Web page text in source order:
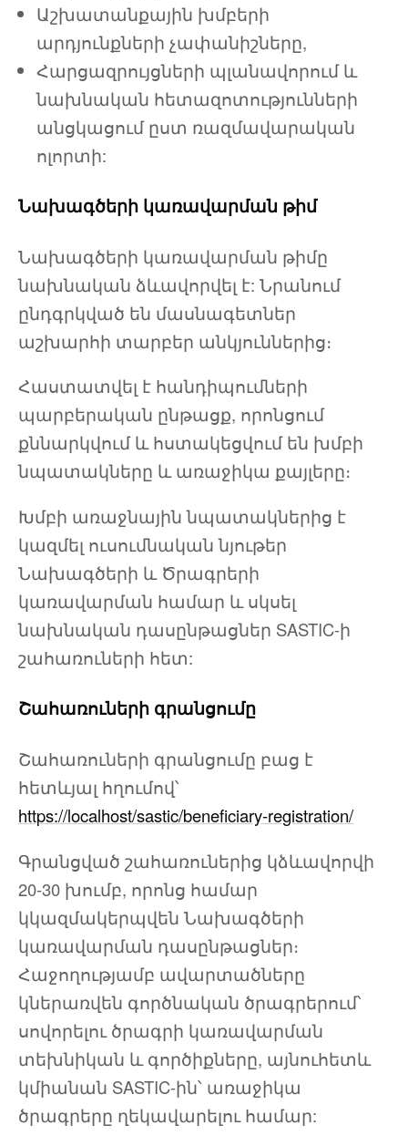
Աշխատանքային խմբերի
արդյունքների չափանիշները,
Հարցազրույցների պլանավորում և
նախնական հետազոտությունների
անցկացում ըստ ռազմավարական
ոլորտի:
Նախագծերի կառավարման թիմ
Նախագծերի կառավարման թիմը
նախնական ձևավորվել է: Նրանում
ընդգրկված են մասնագետներ
աշխարհի տարբեր անկյուններից։
Հաստատվել է հանդիպումների
պարբերական ընթացք, որոնցում
քննարկվում և հստակեցվում են խմբի
նպատակները և առաջիկա քայլերը։
Խմբի առաջնային նպատակներից է
կազմել ուսումնական նյութեր
Նախագծերի և Ծրագրերի
կառավարման համար և սկսել
նախնական դասընթացներ SASTIC-ի
շահառուների հետ:
Շահառուների գրանցումը
Շահառուների գրանցումը բաց է
հետևյալ հղումով՝
https://localhost/sastic/beneficiary-registration/
Գրանցված շահառուներից կձևավորվի
20-30 խումբ, որոնց համար
կկազմակերպվեն Նախագծերի
կառավարման դասընթացներ։
Հաջողությամբ ավարտածները
կներառվեն գործնական ծրագրերում՝
սովորելու ծրագրի կառավարման
տեխնիկան և գործիքները, այնուհետև
կմիանան SASTIC-ին՝ առաջիկա
ծրագրերը ղեկավարելու համար: